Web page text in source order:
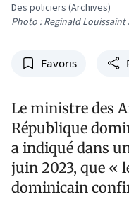
Des policiers (Archives)
Photo : Reginald Louissaint
Favoris
Le ministre des
République
a indiqué dans
juin 2023, que «
dominicain